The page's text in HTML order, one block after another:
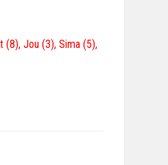
(8), Jou (3), Sima (5),